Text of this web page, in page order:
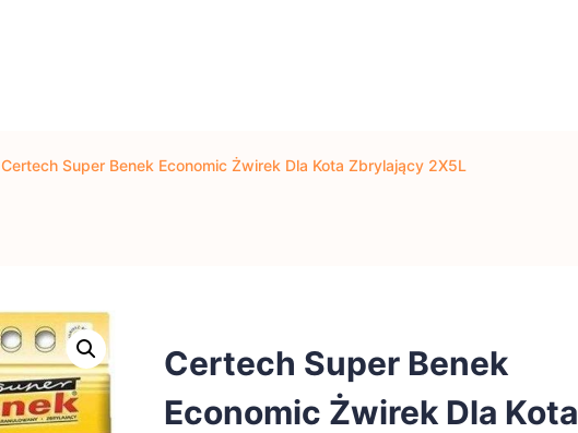
Certech Super Benek Economic Żwirek Dla Kota Zbrylający 2X5L
Certech Super Benek
Economic Żwirek Dla Kota